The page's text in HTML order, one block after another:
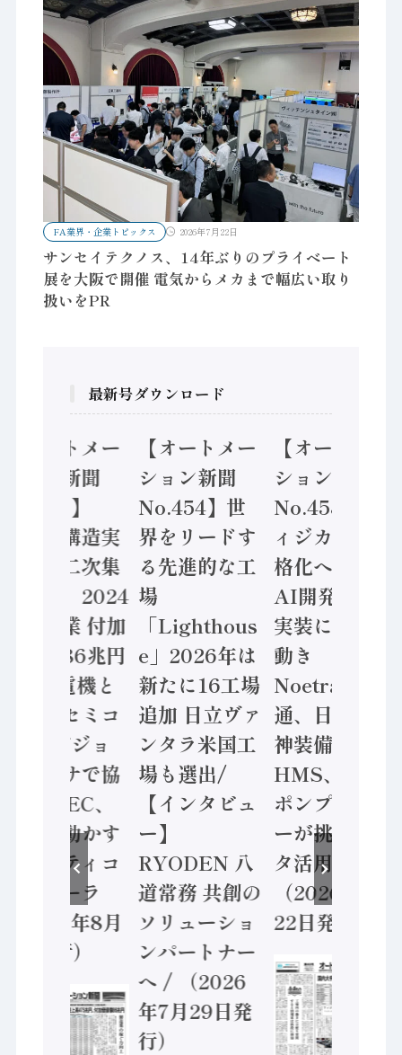
FA業界・企業トピックス 2026年7月22日
サンセイテクノス、14年ぶりのプライベート
展を大阪で開催 電気からメカまで幅広い取り
扱いをPR
最新号ダウンロード
【オートメー
ション新聞
No.455】
「経済構造実
態調査二次集
計結果」2024
年製造業 付加
価値額86兆円
/ 三菱電機と
ソニーセミコ
ン AIビジョ
ンセンサで協
業 / IDEC、
安全に動かす
セーフティコ
ントローラ
（2026年8月
5日発行）
【オートメー
ション新聞
No.454】世
界をリードす
る先進的な工
場
「Lighthous
e」2026年は
新たに16工場
追加 日立ヴァ
ンタラ米国工
場も選出/
【インタビュ
ー】
RYODEN 八
道常務 共創の
ソリューショ
ンパートナー
へ / （2026
年7月29日発
行）
【オートメー
ション新聞
No.453】フ
ィジカルAI本
格化へ 国産
AI開発や社会
実装に活発な
動き
Noetra、富士
通、日立 / 兵
神装備 ×
HMS、老舗
ポンプメーカ
ーが挑むデー
タ活用 など
（2026年7月
22日発行）